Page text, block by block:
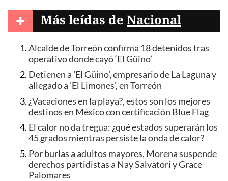
+ Más leídas de Nacional
Alcalde de Torreón confirma 18 detenidos tras
operativo donde cayó ‘El Güino’
Detienen a 'El Güino', empresario de La Laguna y
allegado a 'El Limones', en Torreón
¿Vacaciones en la playa?, estos son los mejores
destinos en México con certificación Blue Flag
El calor no da tregua: ¿qué estados superarán los
45 grados mientras persiste la onda de calor?
Por burlas a adultos mayores, Morena suspende
derechos partidistas a Nay Salvatori y Grace
Palomares